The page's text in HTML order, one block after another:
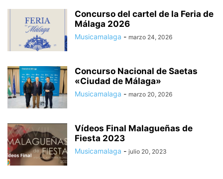
Concurso del cartel de la Feria de
Málaga 2026
Musicamalaga - marzo 24, 2026
Concurso Nacional de Saetas
«Ciudad de Málaga»
Musicamalaga - marzo 20, 2026
Vídeos Final Malagueñas de
Fiesta 2023
Musicamalaga - julio 20, 2023